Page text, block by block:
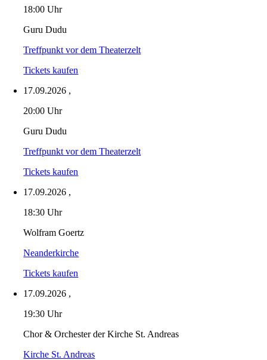
18:00 Uhr
Guru Dudu
Treffpunkt vor dem Theaterzelt
Tickets kaufen
17.09.2026 ,
20:00 Uhr
Guru Dudu
Treffpunkt vor dem Theaterzelt
Tickets kaufen
17.09.2026 ,
18:30 Uhr
Wolfram Goertz
Neanderkirche
Tickets kaufen
17.09.2026 ,
19:30 Uhr
Chor & Orchester der Kirche St. Andreas
Kirche St. Andreas